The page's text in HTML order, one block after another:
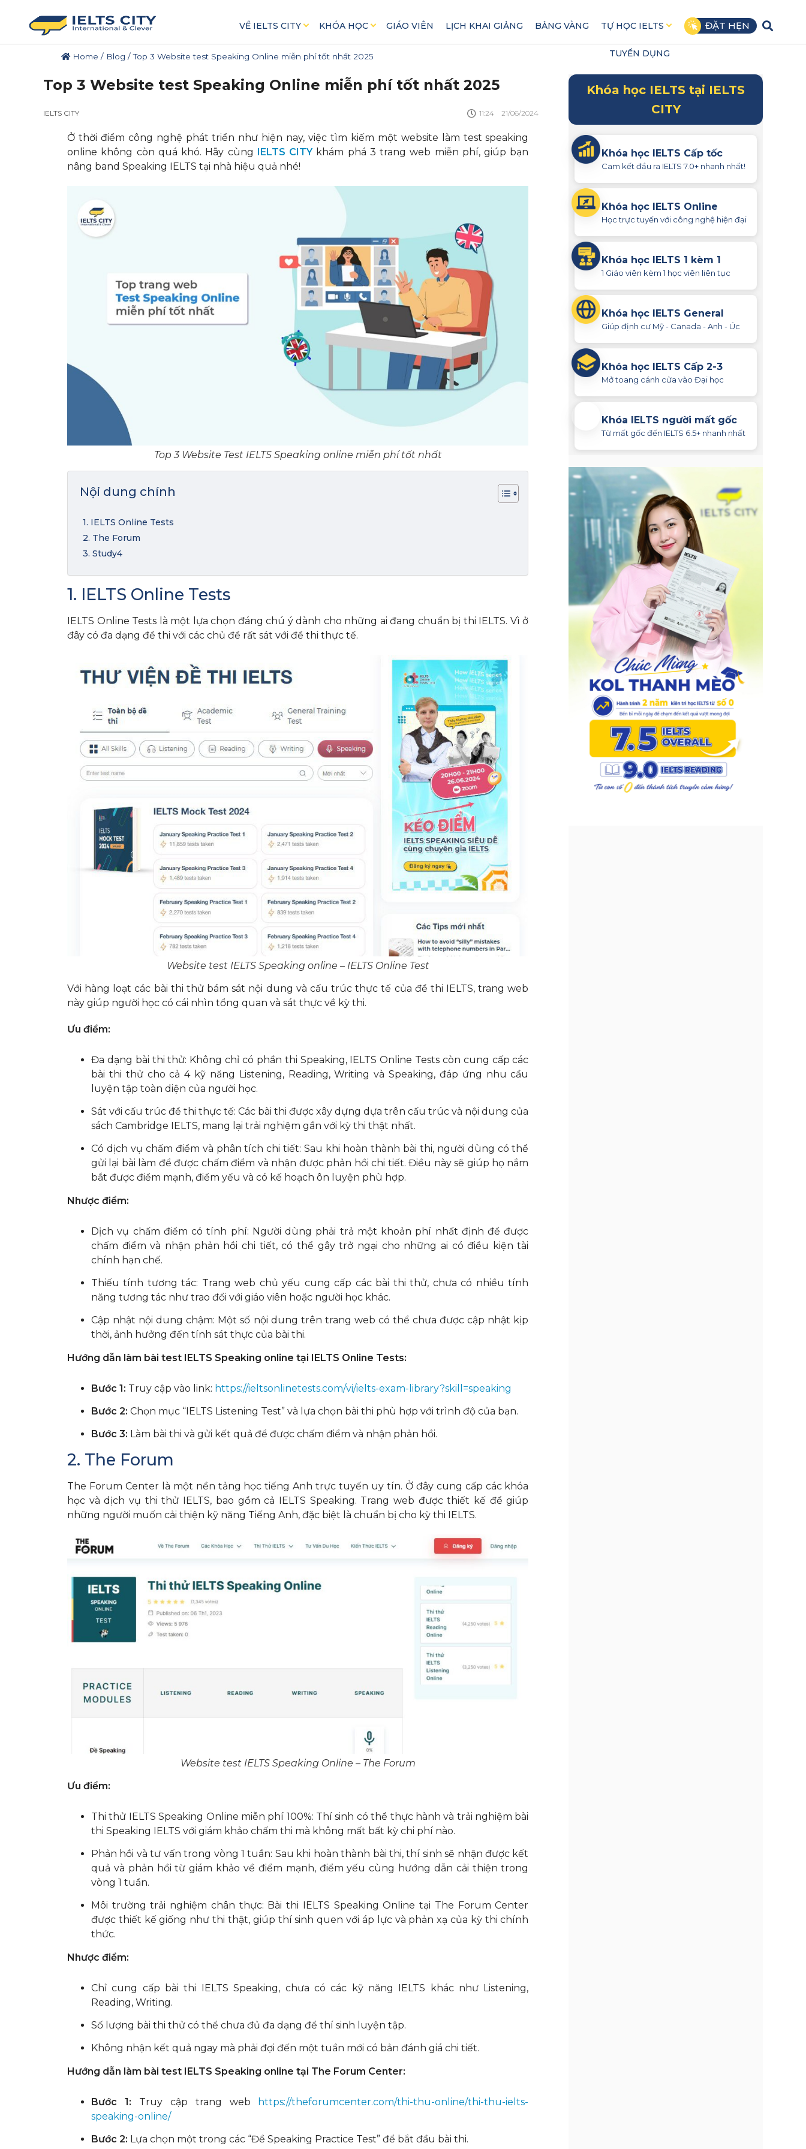
VỀ IELTS CITY KHÓA HỌC GIÁO VIÊN LỊCH KHAI GIẢNG BẢNG VÀNG TỰ HỌC IELTS
TUYỂN DỤNG
ĐẶT HẸN
Home / Blog /Top 3 Website test Speaking Online miễn phí tốt nhất 2025
Top 3 Website test Speaking Online miễn phí tốt nhất 2025
IELTS CITY 11:24 21/06/2024
Ở thời điểm công nghệ phát triển như hiện nay, việc tìm kiếm một website làm test speaking
online không còn quá khó. Hãy cùng IELTS CITYkhám phá 3 trang web miễn phí, giúp bạn
nâng band Speaking IELTS tại nhà hiệu quả nhé!
Top 3 Website Test IELTS Speaking online miễn phí tốt nhất
Nội dung chính
1. IELTS Online Tests
2. The Forum
3. Study4
1. IELTS Online Tests
IELTS Online Tests là một lựa chọn đáng chú ý dành cho những ai đang chuẩn bị thi IELTS. Vì ở
đây có đa dạng đề thi với các chủ đề rất sát với đề thi thực tế.
Website test IELTS Speaking online – IELTS Online Test
Với hàng loạt các bài thi thử bám sát nội dung và cấu trúc thực tế của đề thi IELTS, trang web
này giúp người học có cái nhìn tổng quan và sát thực về kỳ thi.
Ưu điểm:
Đa dạng bài thi thử: Không chỉ có phần thi Speaking, IELTS Online Tests còn cung cấp các
bài thi thử cho cả 4 kỹ năng Listening, Reading, Writing và Speaking, đáp ứng nhu cầu
luyện tập toàn diện của người học.
Sát với cấu trúc đề thi thực tế: Các bài thi được xây dựng dựa trên cấu trúc và nội dung của
sách Cambridge IELTS, mang lại trải nghiệm gần với kỳ thi thật nhất.
Có dịch vụ chấm điểm và phân tích chi tiết: Sau khi hoàn thành bài thi, người dùng có thể
gửi lại bài làm để được chấm điểm và nhận được phản hồi chi tiết. Điều này sẽ giúp họ nắm
bắt được điểm mạnh, điểm yếu và có kế hoạch ôn luyện phù hợp.
Nhược điểm:
Dịch vụ chấm điểm có tính phí: Người dùng phải trả một khoản phí nhất định để được
chấm điểm và nhận phản hồi chi tiết, có thể gây trở ngại cho những ai có điều kiện tài
chính hạn chế.
Thiếu tính tương tác: Trang web chủ yếu cung cấp các bài thi thử, chưa có nhiều tính
năng tương tác như trao đổi với giáo viên hoặc người học khác.
Cập nhật nội dung chậm: Một số nội dung trên trang web có thể chưa được cập nhật kịp
thời, ảnh hưởng đến tính sát thực của bài thi.
Hướng dẫn làm bài test IELTS Speaking online tại IELTS Online Tests:
Bước 1: Truy cập vào link: https://ieltsonlinetests.com/vi/ielts-exam-library?skill=speaking
Bước 2: Chọn mục “IELTS Listening Test” và lựa chọn bài thi phù hợp với trình độ của bạn.
Bước 3: Làm bài thi và gửi kết quả để được chấm điểm và nhận phản hồi.
2. The Forum
The Forum Center là một nền tảng học tiếng Anh trực tuyến uy tín. Ở đây cung cấp các khóa
học và dịch vụ thi thử IELTS, bao gồm cả IELTS Speaking. Trang web được thiết kế để giúp
những người muốn cải thiện kỹ năng Tiếng Anh, đặc biệt là chuẩn bị cho kỳ thi IELTS.
Website test IELTS Speaking Online – The Forum
Ưu điểm:
Thi thử IELTS Speaking Online miễn phí 100%: Thí sinh có thể thực hành và trải nghiệm bài
thi Speaking IELTS với giám khảo chấm thi mà không mất bất kỳ chi phí nào.
Phản hồi và tư vấn trong vòng 1 tuần: Sau khi hoàn thành bài thi, thí sinh sẽ nhận được kết
quả và phản hồi từ giám khảo về điểm mạnh, điểm yếu cùng hướng dẫn cải thiện trong
vòng 1 tuần.
Môi trường trải nghiệm chân thực: Bài thi IELTS Speaking Online tại The Forum Center
được thiết kế giống như thi thật, giúp thí sinh quen với áp lực và phản xạ của kỳ thi chính
thức.
Nhược điểm:
Chỉ cung cấp bài thi IELTS Speaking, chưa có các kỹ năng IELTS khác như Listening,
Reading, Writing.
Số lượng bài thi thử có thể chưa đủ đa dạng để thí sinh luyện tập.
Không nhận kết quả ngay mà phải đợi đến một tuần mới có bản đánh giá chi tiết.
Hướng dẫn làm bài test IELTS Speaking online tại The Forum Center:
Bước 1: Truy cập trang web
https://theforumcenter.com/thi-thu-online/thi-thu-ielts-
speaking-online/
Bước 2: Lựa chọn một trong các “Đề Speaking Practice Test” để bắt đầu bài thi.
Khóa học IELTS tại IELTS
CITY
Khóa học IELTS Cấp tốc
Cam kết đầu ra IELTS 7.0+ nhanh nhất!
Khóa học IELTS Online
Học trực tuyến với công nghệ hiện đại
Khóa học IELTS 1 kèm 1
1 Giáo viên kèm 1 học viên liên tục
Khóa học IELTS General
Giúp định cư Mỹ - Canada - Anh - Úc
Khóa học IELTS Cấp 2-3
Mở toang cánh cửa vào Đại học
1.0
Khóa IELTS người mất gốc
Từ mất gốc đến IELTS 6.5+ nhanh nhất